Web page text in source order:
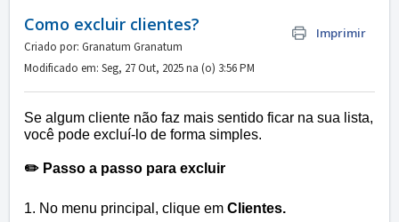
Como excluir clientes? Imprimir
Criado por: Granatum Granatum
Modificado em: Seg, 27 Out, 2025 na (o) 3:56 PM
Se algum cliente não faz mais sentido ficar na sua lista,
você pode excluí-lo de forma simples.
✏️ Passo a passo para excluir
1. No menu principal, clique em Clientes.